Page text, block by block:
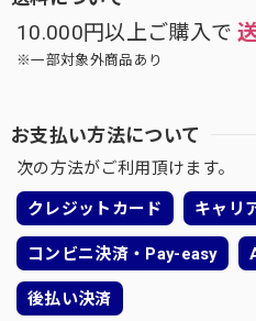
10.000円以上ご購入で
※一部対象外商品あり
お支払い方法について
次の方法がご利用頂けます。
クレジットカード キャリ
コンビニ決済・Pay-easy
後払い決済